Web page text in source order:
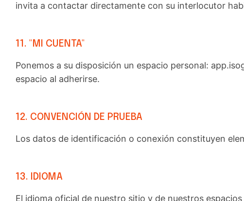
invita a contactar directamente con su interlocutor
11. "MI CUENTA"
Ponemos a su disposición un espacio personal:
espacio al adherirse.
12. CONVENCIÓN DE PRUEBA
Los datos de identificación o conexión constituyen
13. IDIOMA
El idioma oficial de nuestro sitio y de nuestros